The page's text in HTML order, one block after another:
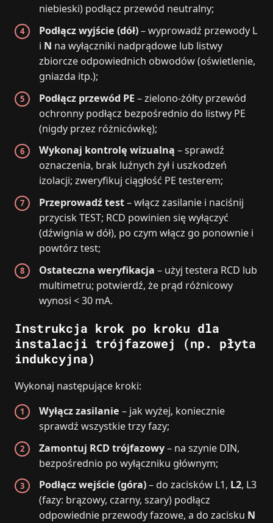
niebieski) podłącz przewód neutralny;
Podłącz wyjście (dół)– wyprowadź przewody L
i N na wyłączniki nadprądowe lub listwy
zbiorcze odpowiednich obwodów (oświetlenie,
gniazda itp.);
Podłącz przewód PE – zielono-żółty przewód
ochronny podłącz bezpośrednio do listwy PE
(nigdy przez różnicówkę);
Wykonaj kontrolę wizualną – sprawdź
oznaczenia, brak luźnych żył i uszkodzeń
izolacji; zweryfikuj ciągłość PE testerem;
Przeprowadź test– włącz zasilanie i naciśnij
przycisk TEST; RCD powinien się wyłączyć
(dźwignia w dół), po czym włącz go ponownie i
powtórz test;
Ostateczna weryfikacja – użyj testera RCD lub
multimetru; potwierdź, że prąd różnicowy
wynosi < 30 mA.
Instrukcja krok po kroku dla
instalacji trójfazowej (np. płyta
indukcyjna)
Wykonaj następujące kroki:
Wyłącz zasilanie – jak wyżej, koniecznie
sprawdź wszystkie trzy fazy;
Zamontuj RCD trójfazowy– na szynie DIN,
bezpośrednio po wyłączniku głównym;
Podłącz wejście (góra)– do zacisków L1, L2, L3
(fazy: brązowy, czarny, szary) podłącz
odpowiednie przewody fazowe, a do zacisku N